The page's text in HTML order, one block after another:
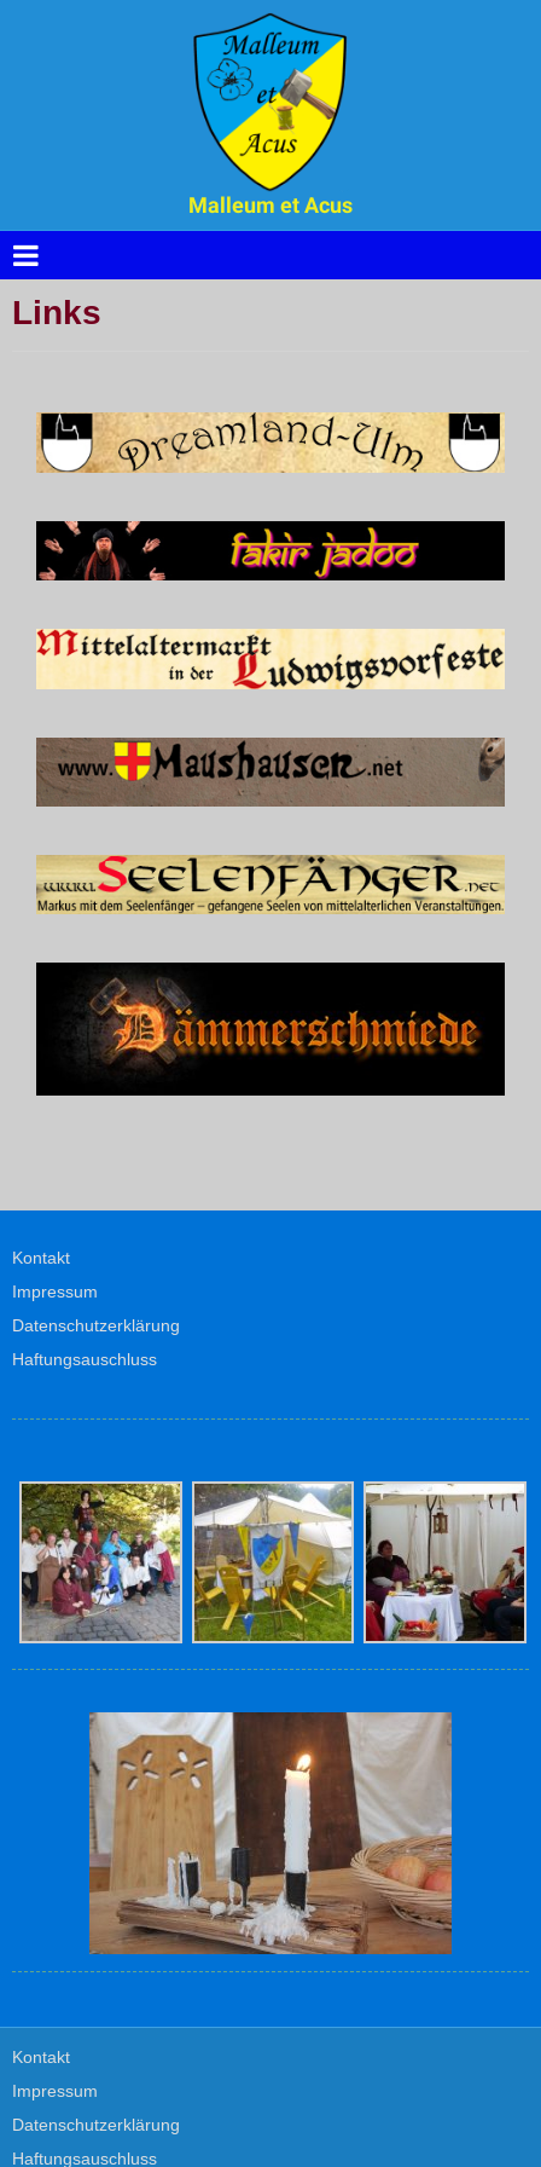
Malleum et Acus
Links
Kontakt
Impressum
Datenschutzerklärung
Haftungsauschluss
Kontakt
Impressum
Datenschutzerklärung
Haftungsauschluss